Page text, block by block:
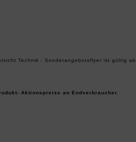
Technik - Sonderangebotsflyer ist gültig ab
Aktionspreise an Endverbraucher.